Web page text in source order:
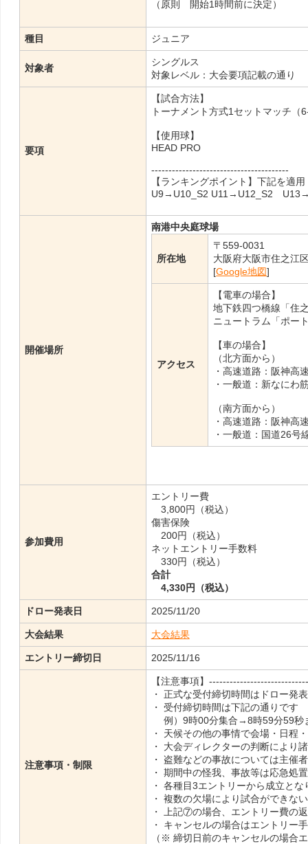
（原則 開始1時間前に決定）
種目 ジュニア
対象者
シングルス
対象レベル：大会要項記載の通り
要項
【試合方法】
トーナメント方式1セットマッチ
【使用球】
HEAD PRO
----------------------------------------
【ランキングポイント】下記を適用
U9→U10_S2 U11→U12_S2
開催場所
南港中央庭球場
所在地
〒559-0031
大阪府大阪市住之江
[Google地図]
アクセス
【電車の場合】
地下鉄四つ橋線「住
ニュートラム「ポー
【車の場合】
（北方面から）
・高速道路：阪神高
・一般道：新なにわ
（南方面から）
・高速道路：阪神高
・一般道：国道26号
参加費用
エントリー費
3,800円（税込）
傷害保険
200円（税込）
ネットエントリー手数料
330円（税込）
合計
4,330円（税込）
ドロー発表日 2025/11/20
大会結果 大会結果
エントリー締切日 2025/11/16
注意事項・制限
【注意事項】
・ 正式な受付締切時間はドロー発
・ 受付締切時間は下記の通りです
例）9時00分集合→8時59分59秒
・ 天候その他の事情で会場・日程
・ 大会ディレクターの判断により
・ 盗難などの事故については主催
・ 期間中の怪我、事故等は応急処
・ 各種目3エントリーから成立とな
・ 複数の欠場により試合ができな
・ 上記⑦の場合、エントリー費の
・ キャンセルの場合はエントリー
（※ 締切日前のキャンセルの場合